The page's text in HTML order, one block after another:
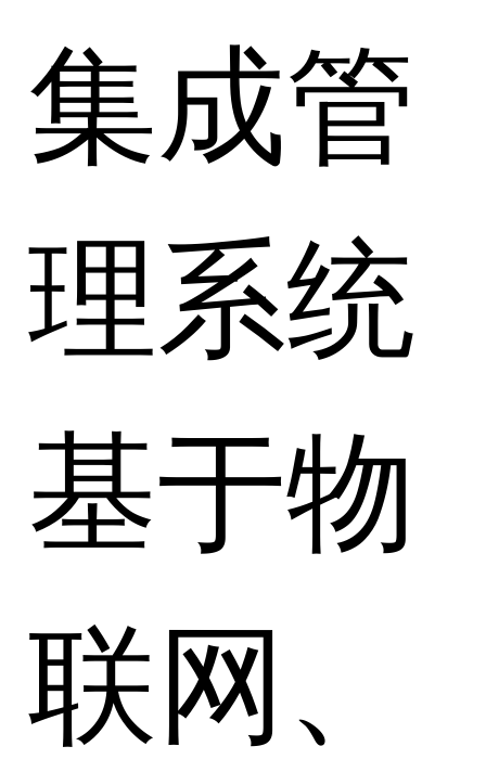
集成管
理系统
基于物
联网、